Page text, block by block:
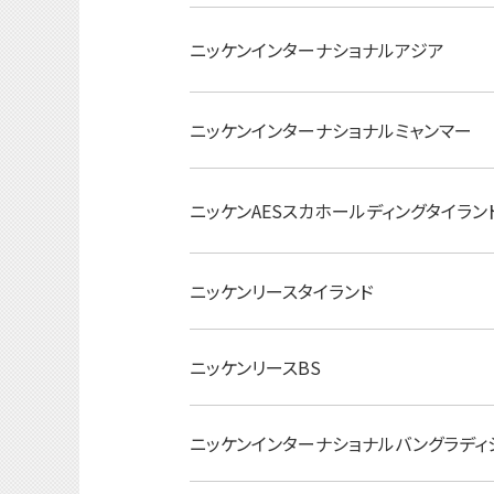
ニッケンインターナショナルアジア
ニッケンインターナショナルミャンマー
ニッケンAESスカホールディングタイラン
ニッケンリースタイランド
ニッケンリースBS
ニッケンインターナショナルバングラディ